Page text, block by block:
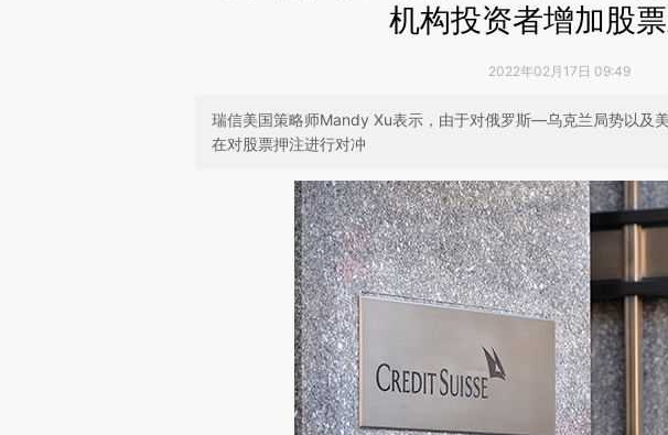
机构投资者增加股
2022年02月17日 09:49
瑞信美国策略师Mandy Xu表示，由于对俄罗斯—乌克兰局势以及
在对股票押注进行对冲